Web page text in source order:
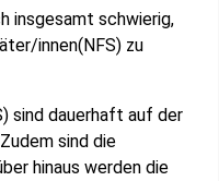
insgesamt schwierig,
innen(NFS) zu
sind dauerhaft auf der
sind die
hinaus werden die